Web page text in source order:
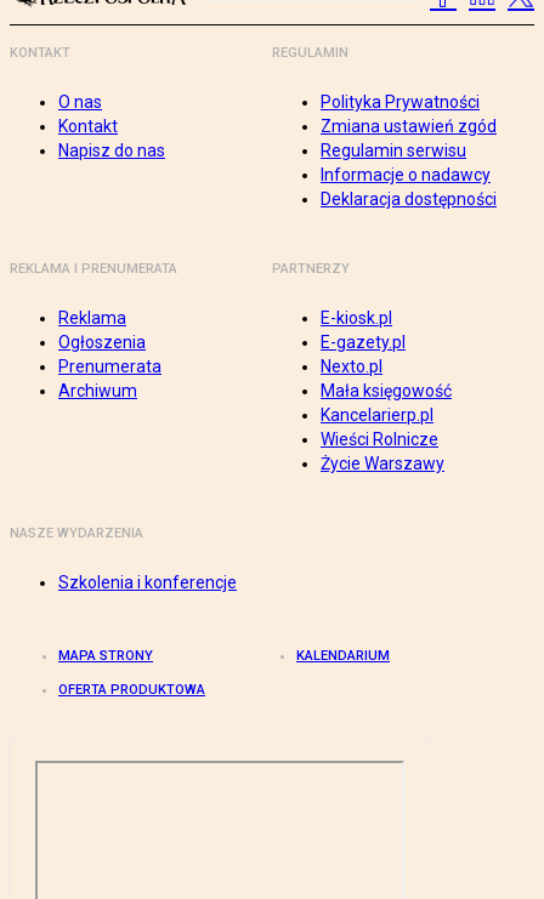
KONTAKT
O nas
Kontakt
Napisz do nas
REGULAMIN
Polityka Prywatności
Zmiana ustawień zgód
Regulamin serwisu
Informacje o nadawcy
Deklaracja dostępności
REKLAMA I PRENUMERATA
Reklama
Ogłoszenia
Prenumerata
Archiwum
PARTNERZY
E-kiosk.pl
E-gazety.pl
Nexto.pl
Mała księgowość
Kancelarierp.pl
Wieści Rolnicze
Życie Warszawy
NASZE WYDARZENIA
Szkolenia i konferencje
MAPA STRONY KALENDARIUM
OFERTA PRODUKTOWA